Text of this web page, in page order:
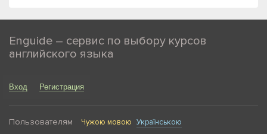
Enguide – сервис по выбору курсов
английского языка
Вход Регистрация
Пользователям Чужою мовою Українською